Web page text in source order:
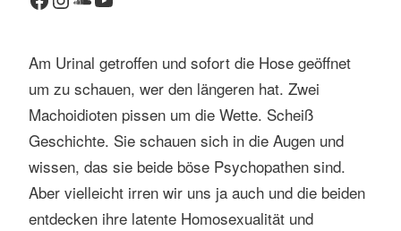
Am Urinal getroffen und sofort die Hose geöffnet
um zu schauen, wer den längeren hat. Zwei
Machoidioten pissen um die Wette. Scheiß
Geschichte. Sie schauen sich in die Augen und
wissen, das sie beide böse Psychopathen sind.
Aber vielleicht irren wir uns ja auch und die beiden
entdecken ihre latente Homosexualität und
e
a
r
h
i